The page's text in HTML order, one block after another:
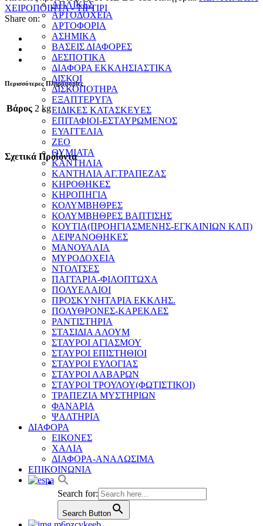
ΑΠΛΙΚΕΣ
ΑΡΤΟΔΟΧΕΙΑ
ΑΡΤΟΦΟΡΙΑ
ΑΣΗΜΙΚΑ
ΒΑΣΕΙΣ ΔΙΑΦΟΡΕΣ
ΔΕΣΠΟΤΙΚΑ
ΔΙΑΦΟΡΑ ΕΚΚΛΗΣΙΑΣΤΙΚΑ
ΔΙΣΚΟΙ
ΔΙΣΚΟΠΟΤΗΡΑ
ΕΞΑΠΤΕΡΥΓΑ
ΕΙΔΙΚΕΣ ΚΑΤΑΣΚΕΥΕΣ
ΕΠΙΤΑΦΙΟΙ-ΕΣΤΑΥΡΩΜΕΝΟΣ
ΕΥΑΓΓΕΛΙΑ
ΖΕΟ
ΘΥΜΙΑΤΑ
ΚΑΝΤΗΛΙΑ
ΚΑΝΤΗΛΙΑ ΑΓ.ΤΡΑΠΕΖΑΣ
ΚΗΡΟΘΗΚΕΣ
ΚΗΡΟΠΗΓΙΑ
ΚΟΛΥΜΒΗΘΡΕΣ
ΚΟΛΥΜΒΗΘΡΕΣ ΒΑΠΤΙΣΗΣ
ΚΟΥΤΙΑ(ΠΡΟΗΓΙΑΣΜΕΝΗΣ-ΕΓΚΑΙΝΙΩΝ ΚΛΠ)
ΛΕΙΨΑΝΟΘΗΚΕΣ
ΜΑΝΟΥΑΛΙΑ
ΜΥΡΟΔΟΧΕΙΑ
ΝΤΟΛΤΣΕΣ
ΠΑΓΓΑΡΙΑ-ΦΙΛΟΠΤΩΧΑ
ΠΟΛΥΕΛΑΙΟΙ
ΠΡΟΣΚΥΝΗΤΑΡΙΑ ΕΚΚΛΗΣ.
ΠΟΛΥΘΡΟΝΕΣ-ΚΑΡΕΚΛΕΣ
ΡΑΝΤΙΣΤΗΡΙΑ
ΣΤΑΣΙΔΙΑ ΑΛΟΥΜ
ΣΤΑΥΡΟΙ ΑΓΙΑΣΜΟΥ
ΣΤΑΥΡΟΙ ΕΠΙΣΤΗΘΙΟΙ
ΣΤΑΥΡΟΙ ΕΥΛΟΓΙΑΣ
ΣΤΑΥΡΟΙ ΛΑΒΑΡΩΝ
ΣΤΑΥΡΟΙ ΤΡΟΥΛΟΥ(ΦΩΤΙΣΤΙΚΟΙ)
ΤΡΑΠΕΖΙΑ ΜΥΣΤΗΡΙΩΝ
ΦΑΝΑΡΙΑ
ΨΑΛΤΗΡΙΑ
ΔΙΑΦΟΡΑ
ΕΙΚΟΝΕΣ
ΧΑΛΙΑ
ΔΙΑΦΟΡΑ-ΑΝΑΛΩΣΙΜΑ
ΕΠΙΚΟΙΝΩΝΙΑ
Search for:
Search Button
ΧΕΙΡΟΠΟΙΗΤΑ - ΤΙΡΤΙΡΙ
Share on:
Περισσότερες Πληροφορίες
Βάρος 2 kg
Σχετικά Προϊόντα